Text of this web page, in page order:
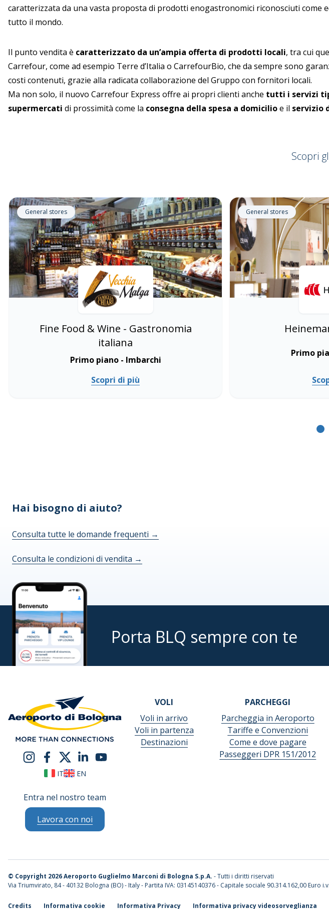
caratterizzata da una vasta proposta di prodotti enogastronomici riconosciuti come
tutto il mondo.
Il punto vendita è caratterizzato da un’ampia offerta di prodotti locali, tra cui
Carrefour, come ad esempio Terre d’Italia o CarrefourBio, che da sempre sono
costi contenuti, grazie alla radicata collaborazione del Gruppo con fornitori locali.
Ma non solo, il nuovo Carrefour Express offre ai propri clienti anche tutti i servizi
supermercati di prossimità come la consegna della spesa a domicilioe il servizio
Scopri
General stores
Fine Food & Wine - Gastronomia
italiana
Primo piano - Imbarchi
Scopri di più
General stores
Primo
Hai bisogno di aiuto?
Consulta tutte le domande frequenti →
Consulta le condizioni di vendita →
Porta BLQ sempre con te
IT EN
Entra nel nostro team
Lavora con noi
VOLI
Voli in arrivo
Voli in partenza
Destinazioni
PARCHEGGI
Parcheggia in Aeroporto
Tariffe e Convenzioni
Come e dove pagare
Passeggeri DPR 151/2012
© Copyright 2026 Aeroporto Guglielmo Marconi di Bologna S.p.A. - Tutti i diritti riservati
Via Triumvirato, 84 - 40132 Bologna (BO) - Italy - Partita IVA: 03145140376 - Capitale sociale 90.314.162,00 Euro
Credits Informativa cookie Informativa Privacy Informativa privacy videosorveglianza